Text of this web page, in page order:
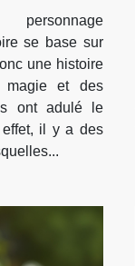
se base sur
une histoire
et des
ont adulé le
effet, il y a des